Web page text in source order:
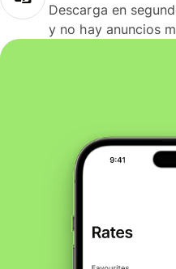
Descarga en
y no hay anuncios